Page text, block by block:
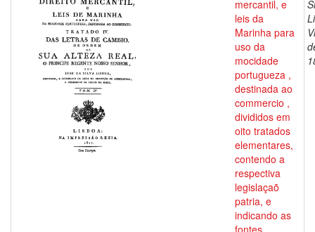
mercantil, e
leis da
Marinha para
uso da
mocidade
portugueza ,
destinada ao
commercio ,
divididos em
oito tratados
elementares,
contendo a
respectiva
legislaçaõ
patria, e
indicando as
fontes